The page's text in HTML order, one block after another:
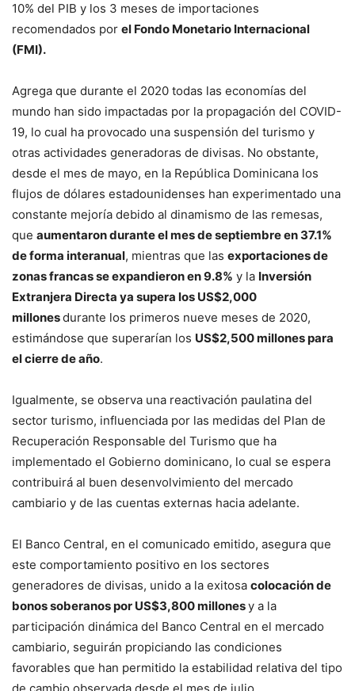
10% del PIB y los 3 meses de importaciones
recomendados por el Fondo Monetario Internacional
(FMI).
Agrega que durante el 2020 todas las economías del
mundo han sido impactadas por la propagación del COVID-
19, lo cual ha provocado una suspensión del turismo y
otras actividades generadoras de divisas. No obstante,
desde el mes de mayo, en la República Dominicana los
flujos de dólares estadounidenses han experimentado una
constante mejoría debido al dinamismo de las remesas,
que aumentaron durante el mes de septiembre en 37.1%
de forma interanual, mientras que las exportaciones de
zonas francas se expandieron en 9.8% y la Inversión
Extranjera Directa ya supera los US$2,000
millonesdurante los primeros nueve meses de 2020,
estimándose que superarían los US$2,500 millones para
el cierre de año.
Igualmente, se observa una reactivación paulatina del
sector turismo, influenciada por las medidas del Plan de
Recuperación Responsable del Turismo que ha
implementado el Gobierno dominicano, lo cual se espera
contribuirá al buen desenvolvimiento del mercado
cambiario y de las cuentas externas hacia adelante.
El Banco Central, en el comunicado emitido, asegura que
este comportamiento positivo en los sectores
generadores de divisas, unido a la exitosa colocación de
bonos soberanos por US$3,800 millonesy a la
participación dinámica del Banco Central en el mercado
cambiario, seguirán propiciando las condiciones
favorables que han permitido la estabilidad relativa del tipo